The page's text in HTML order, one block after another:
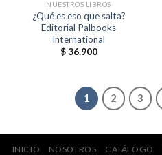
NUESTROS LIBROS
¿Qué es eso que salta?
Editorial Palbooks
International
$36.900
1 2 3
INICIO NOSOTROS CATÁLOGO